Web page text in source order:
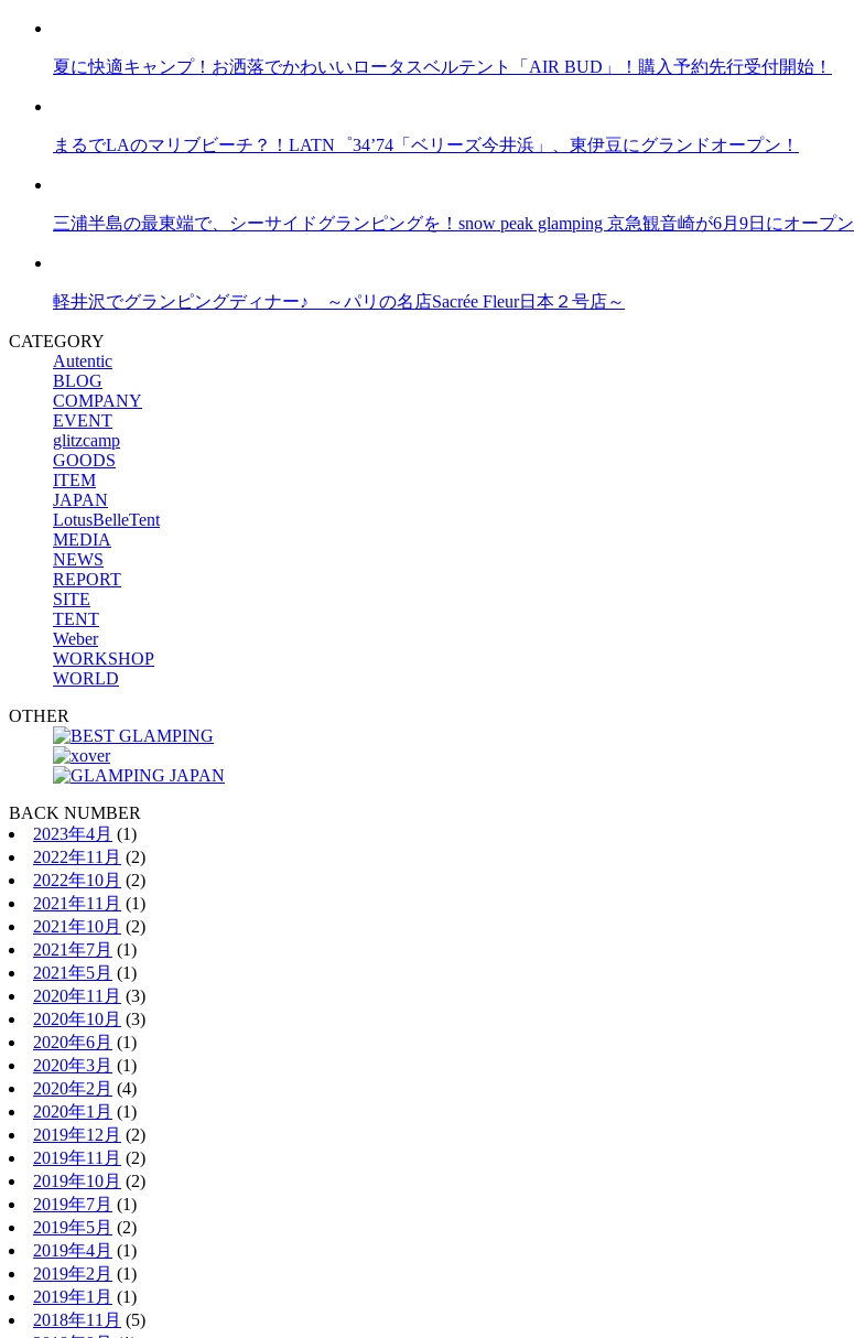
夏に快適キャンプ！お洒落でかわいいロータスベルテント「AIR BUD」！購入予約先行受付開始！
まるでLAのマリブビーチ？！LATN゜34’74「ベリーズ今井浜」、東伊豆にグランドオープン！
三浦半島の最東端で、シーサイドグランピングを！snow peak glamping 京急観音崎が6月9日にオープン
軽井沢でグランピングディナー♪ ～パリの名店Sacrée Fleur日本２号店～
CATEGORY
Autentic
BLOG
COMPANY
EVENT
glitzcamp
GOODS
ITEM
JAPAN
LotusBelleTent
MEDIA
NEWS
REPORT
SITE
TENT
Weber
WORKSHOP
WORLD
OTHER
BACK NUMBER
2023年4月 (1)
2022年11月 (2)
2022年10月 (2)
2021年11月 (1)
2021年10月 (2)
2021年7月 (1)
2021年5月 (1)
2020年11月 (3)
2020年10月 (3)
2020年6月 (1)
2020年3月 (1)
2020年2月 (4)
2020年1月 (1)
2019年12月 (2)
2019年11月 (2)
2019年10月 (2)
2019年7月 (1)
2019年5月 (2)
2019年4月 (1)
2019年2月 (1)
2019年1月 (1)
2018年11月 (5)